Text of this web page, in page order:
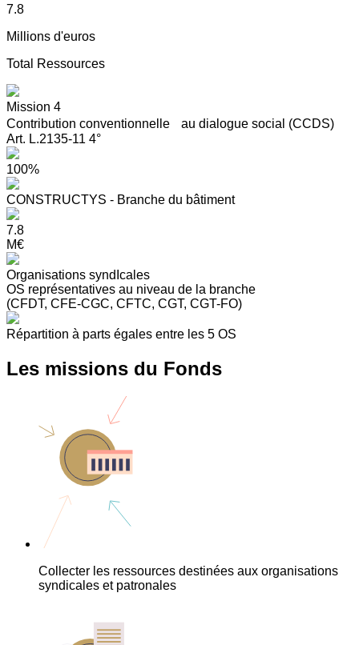
7.8
Millions d'euros
Total Ressources
Mission 4
Contribution conventionnelle au dialogue social (CCDS)
Art. L.2135-11 4°
100%
CONSTRUCTYS - Branche du bâtiment
7.8
M€
Organisations syndIcales
OS représentatives au niveau de la branche
(CFDT, CFE-CGC, CFTC, CGT, CGT-FO)
Répartition à parts égales entre les 5 OS
Les missions du Fonds
Collecter les ressources destinées aux organisations
syndicales et patronales